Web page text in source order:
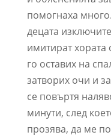
помогнаха
децата
имитират хората
го оставих на
затворих очи и
се повъртя
минути, след
прозява, да ме